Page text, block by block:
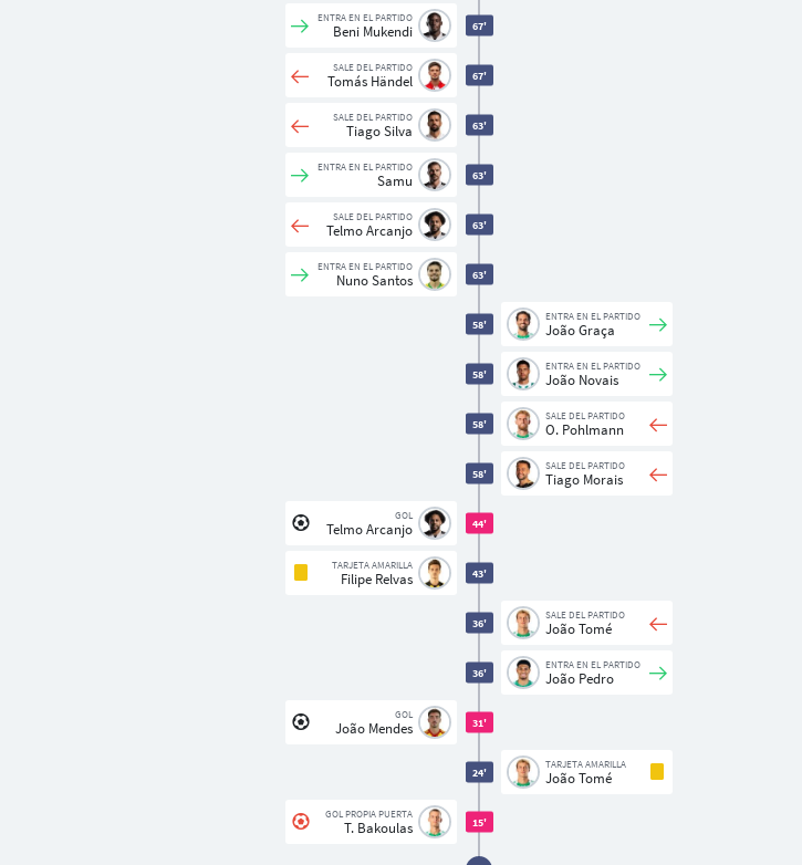
15'
GOL PROPIA PUERTA
T. Bakoulas
24'
TARJETA AMARILLA
João Tomé
31'
GOL
João Mendes
36'
ENTRA EN EL PARTIDO
João Pedro
36'
SALE DEL PARTIDO
João Tomé
43'
TARJETA AMARILLA
Filipe Relvas
44'
GOL
Telmo Arcanjo
58'
SALE DEL PARTIDO
Tiago Morais
58'
SALE DEL PARTIDO
O. Pohlmann
58'
ENTRA EN EL PARTIDO
João Novais
58'
ENTRA EN EL PARTIDO
João Graça
63'
ENTRA EN EL PARTIDO
Nuno Santos
63'
SALE DEL PARTIDO
Telmo Arcanjo
63'
ENTRA EN EL PARTIDO
Samu
63'
SALE DEL PARTIDO
Tiago Silva
67'
SALE DEL PARTIDO
Tomás Händel
67'
ENTRA EN EL PARTIDO
Beni Mukendi